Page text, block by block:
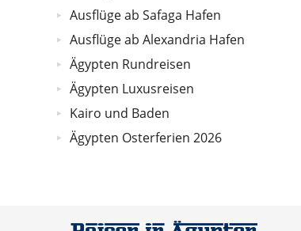
Ausflüge ab Safaga Hafen
Ausflüge ab Alexandria Hafen
Ägypten Rundreisen
Ägypten Luxusreisen
Kairo und Baden
Ägypten Osterferien 2026